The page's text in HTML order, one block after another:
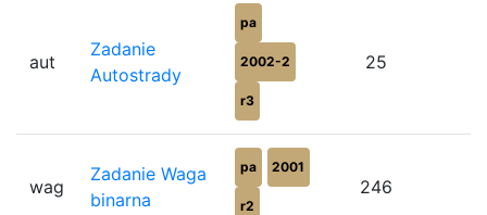
aut
Zadanie
Autostrady
pa
2002-2
r3
25
wag
Zadanie Waga
binarna
pa 2001
r2
246